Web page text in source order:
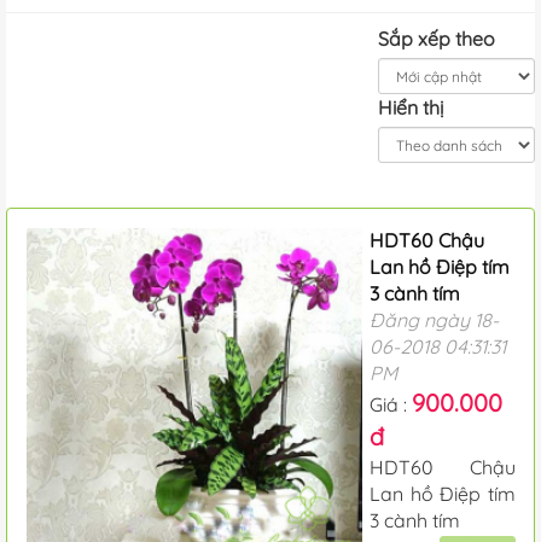
Sắp xếp theo
Hiển thị
HDT60 Chậu
Lan hồ Điệp tím
3 cành tím
Đăng ngày 18-
06-2018 04:31:31
PM
Giá : 900.000
đ
HDT60 Chậu
Lan hồ Điệp tím
3 cành tím